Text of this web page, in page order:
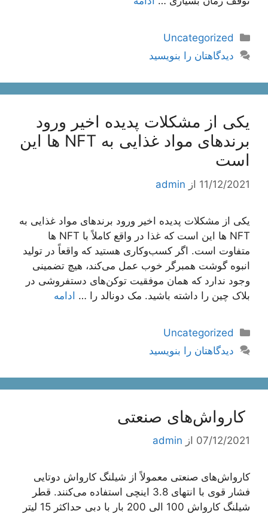
دسته‌ها
Uncategorized
دیدگاهتان را بنویسید
یکی از مشکلات پدیده اخیر ورود
برندهای مواد غذایی به NFT ها این
است
11/12/2021 از admin
یکی از مشکلات پدیده اخیر ورود برندهای مواد غذایی به
NFT ها این است که غذا در واقع کاملاً با NFT ها
متفاوت است. اگر کسب‌وکاری هستید که واقعاً در تولید
انبوه گوشت همبرگر خوب عمل می‌کند، هیچ تضمینی
وجود ندارد که همان موفقیت توکن‌های دستفروشی در
بلاک چین را داشته باشید. مک دونالد را … ادامه
دسته‌ها
Uncategorized
دیدگاهتان را بنویسید
کارواش‌های صنعتی
07/12/2021 از admin
کارواش‌های صنعتی معمولاً از شیلنگ کارواش دوتایی
فشار قوی با انتهای 3.8 اینچی استفاده می‌کنند. قطر
شیلنگ کارواش 100 الی 200 بار با دبی حداکثر 15 لیتر